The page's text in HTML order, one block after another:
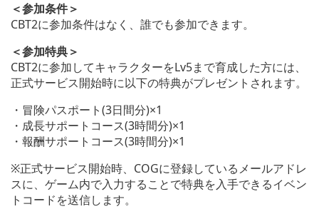
＜参加条件＞
CBT2に参加条件はなく、誰でも参加できます。
＜参加特典＞
CBT2に参加してキャラクターをLv5まで育成した方には、
正式サービス開始時に以下の特典がプレゼントされます。
・冒険パスポート(3日間分)×1
・成長サポートコース(3時間分)×1
・報酬サポートコース(3時間分)×1
※正式サービス開始時、COGに登録しているメールアドレ
スに、ゲーム内で入力することで特典を入手できるイベン
トコードを送信します。